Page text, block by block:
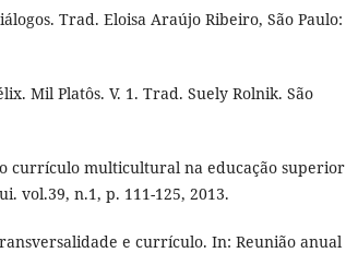
Trad. Eloisa Araújo Ribeiro, São Paulo:
Mil Platôs. V. 1. Trad. Suely Rolnik. São
currículo multicultural na educação superior
vol.39, n.1, p. 111-125, 2013.
e currículo. In: Reunião anual